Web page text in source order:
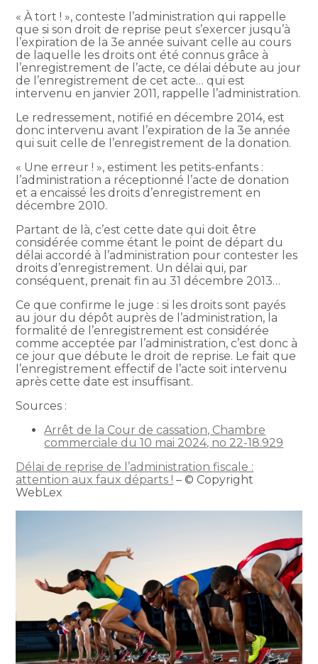
« À tort ! », conteste l’administration qui rappelle
que si son droit de reprise peut s’exercer jusqu’à
l’expiration de la 3e année suivant celle au cours
de laquelle les droits ont été connus grâce à
l’enregistrement de l’acte, ce délai débute au jour
de l’enregistrement de cet acte… qui est
intervenu en janvier 2011, rappelle l’administration.
Le redressement, notifié en décembre 2014, est
donc intervenu avant l’expiration de la 3e année
qui suit celle de l’enregistrement de la donation.
« Une erreur ! », estiment les petits-enfants :
l’administration a réceptionné l’acte de donation
et a encaissé les droits d’enregistrement en
décembre 2010.
Partant de là, c’est cette date qui doit être
considérée comme étant le point de départ du
délai accordé à l’administration pour contester les
droits d’enregistrement. Un délai qui, par
conséquent, prenait fin au 31 décembre 2013…
Ce que confirme le juge : si les droits sont payés
au jour du dépôt auprès de l’administration, la
formalité de l’enregistrement est considérée
comme acceptée par l’administration, c’est donc à
ce jour que débute le droit de reprise. Le fait que
l’enregistrement effectif de l’acte soit intervenu
après cette date est insuffisant.
Sources :
Arrêt de la Cour de cassation, Chambre
commerciale du 10 mai 2024, no 22-18.929
Délai de reprise de l’administration fiscale :
attention aux faux départs ! – © Copyright
WebLex